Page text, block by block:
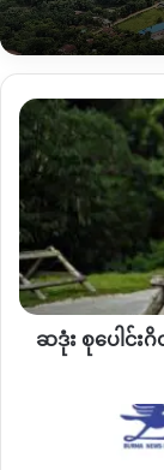
စစ်တပ်ဘက်ကတော့
ဖော်ပြနေပေမယ့်
တယ်။
ဒီလို ဆော့လော်
အပေါ် ဆော့လော်
စည်းရုံးခံရတာဖ
“သူတို့က ခုမြန်မာ
တောင်မဟုတ်ဘူး
ပါသွားတာ။ အဲ
ကျနော်ထင်တယ်
လေ။ တစ်ခါတစ်
ဆ
ဒုံး
စုပေါင်း
ဂိတ်
တိုက်ခိုက်
ခံ
ရ
ပြီး
စစ်
ကောင်စီ
ဆဒုံး စုပေါင်